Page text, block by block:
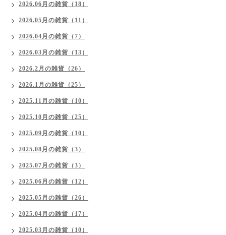
2026.06月の雑貨（18）
2026.05月の雑貨（11）
2026.04月の雑貨（7）
2026.03月の雑貨（13）
2026.2月の雑貨（26）
2026.1月の雑貨（25）
2025.11月の雑貨（10）
2025.10月の雑貨（25）
2025.09月の雑貨（10）
2025.08月の雑貨（3）
2025.07月の雑貨（3）
2025.06月の雑貨（12）
2025.05月の雑貨（26）
2025.04月の雑貨（17）
2025.03月の雑貨（10）